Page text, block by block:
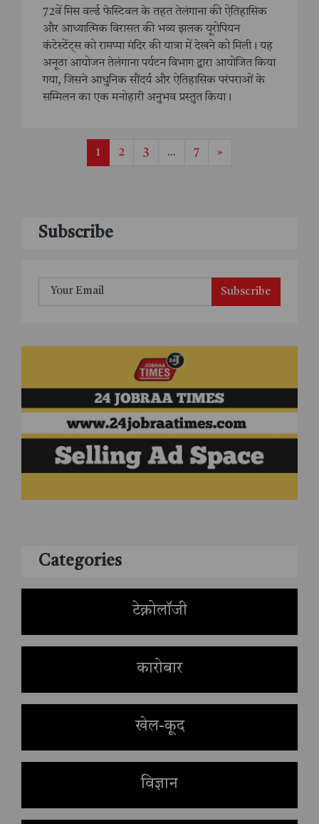
72वें मिस वर्ल्ड फेस्टिवल के तहत तेलंगाना की ऐतिहासिक
और आध्यात्मिक विरासत की भव्य झलक यूरोपियन
कंटेस्टेंट्स को रामप्पा मंदिर की यात्रा में देखने को मिली। यह
अनूठा आयोजन तेलंगाना पर्यटन विभाग द्वारा आयोजित किया
गया, जिसने आधुनिक सौंदर्य और ऐतिहासिक परंपराओं के
सम्मिलन का एक मनोहारी अनुभव प्रस्तुत किया।
1 2 3 ... 7 »
Subscribe
Subscribe
Categories
टेक्नोलॉजी
कारोबार
खेल-कूद
विज्ञान